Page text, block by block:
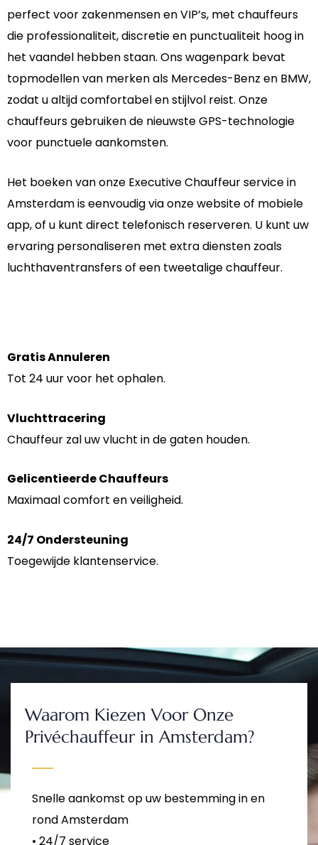
perfect voor zakenmensen en VIP’s, met chauffeurs
die professionaliteit, discretie en punctualiteit hoog in
het vaandel hebben staan. Ons wagenpark bevat
topmodellen van merken als Mercedes-Benz en BMW,
zodat u altijd comfortabel en stijlvol reist. Onze
chauffeurs gebruiken de nieuwste GPS-technologie
voor punctuele aankomsten.
Het boeken van onze Executive Chauffeur service in
Amsterdam is eenvoudig via onze website of mobiele
app, of u kunt direct telefonisch reserveren. U kunt uw
ervaring personaliseren met extra diensten zoals
luchthaventransfers of een tweetalige chauffeur.
Gratis Annuleren
Tot 24 uur voor het ophalen.
Vluchttracering
Chauffeur zal uw vlucht in de gaten houden.
Gelicentieerde Chauffeurs
Maximaal comfort en veiligheid.
24/7 Ondersteuning
Toegewijde klantenservice.
Waarom Kiezen Voor Onze
Privéchauffeur in Amsterdam?
Snelle aankomst op uw bestemming in en
rond Amsterdam
• 24/7 service